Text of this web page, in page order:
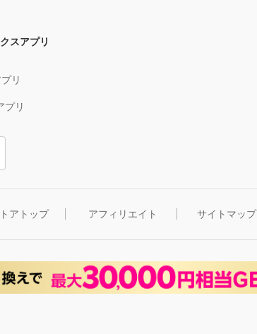
スアプリ
リ
プリ
アトップ アフィリエイト サイトマップ